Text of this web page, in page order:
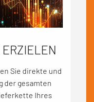
Sie direkte und
der gesamten
Ihres